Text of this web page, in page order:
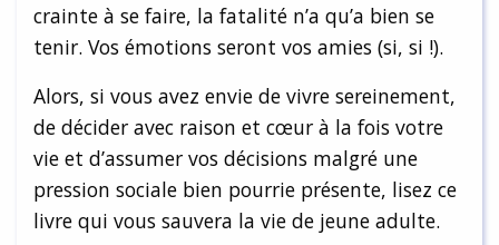
crainte à se faire, la fatalité n’a qu’a bien se
tenir. Vos émotions seront vos amies (si, si !).
Alors, si vous avez envie de vivre sereinement,
de décider avec raison et cœur à la fois votre
vie et d’assumer vos décisions malgré une
pression sociale bien pourrie présente, lisez ce
livre qui vous sauvera la vie de jeune adulte.